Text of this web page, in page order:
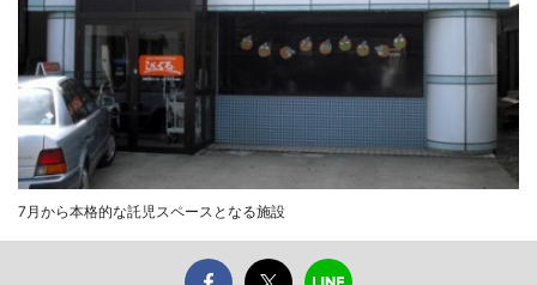
7月から本格的な託児スペースとなる施設